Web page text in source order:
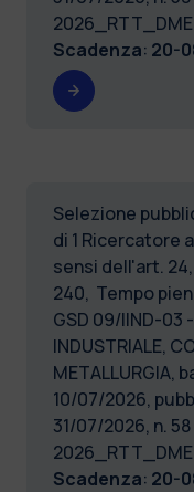
Scadenza: 20-
Selezione
di 1 Ricercatore
sensi dell'art. 24,
240, Tempo
GSD 09/IIND-03
INDUSTRIALE,
METALLURGIA,
10/07/2026,
31/07/2026, n.
Scadenza: 20-